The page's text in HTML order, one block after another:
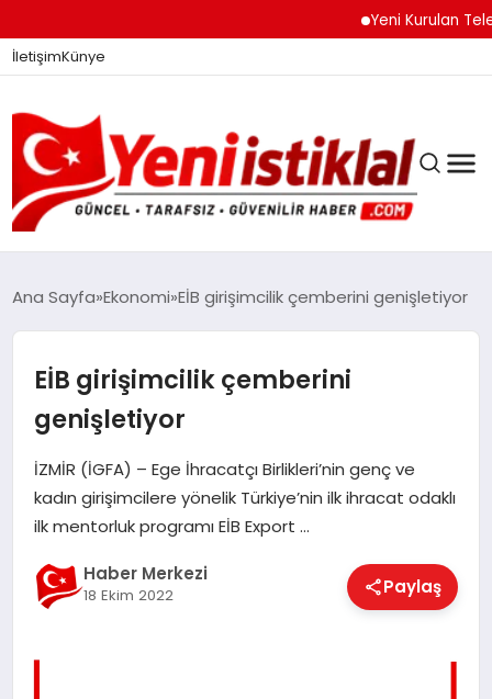
Yeni Kurulan
İletişimKünye
DÜNYA
EĞITIM
EKONOMI
Ana Sayfa Ekonomi EİB girişimcilik çemberini genişletiyor
EİB girişimcilik çemberini
genişletiyor
İZMİR (İGFA) – Ege İhracatçı Birlikleri’nin genç ve
kadın girişimcilere yönelik Türkiye’nin ilk ihracat odaklı
ilk mentorluk programı EİB Export …
Haber Merkezi
18 Ekim 2022 Paylaş